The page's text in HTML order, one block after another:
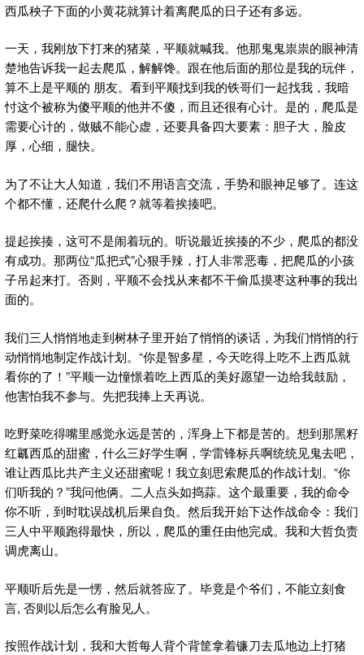
西瓜秧子下面的小黄花就算计着离爬瓜的日子还有多远。
一天，我刚放下打来的猪菜，平顺就喊我。他那鬼鬼祟祟的眼神清
楚地告诉我一起去爬瓜，解解馋。跟在他后面的那位是我的玩伴，
算不上是平顺的 朋友。看到平顺找到我的铁哥们一起找我，我暗
忖这个被称为傻平顺的他并不傻，而且还很有心计。是的，爬瓜是
需要心计的，做贼不能心虚，还要具备四大要素：胆子大，脸皮
厚，心细，腿快。
为了不让大人知道，我们不用语言交流，手势和眼神足够了。连这
个都不懂，还爬什么爬？就等着挨揍吧。
提起挨揍，这可不是闹着玩的。听说最近挨揍的不少，爬瓜的都没
有成功。那两位“瓜把式”心狠手辣，打人非常恶毒，把爬瓜的小孩
子吊起来打。否则，平顺不会找从来都不干偷瓜摸枣这种事的我出
面的。
我们三人悄悄地走到树林子里开始了悄悄的谈话，为我们悄悄的行
动悄悄地制定作战计划。“你是智多星，今天吃得上吃不上西瓜就
看你的了！”平顺一边憧憬着吃上西瓜的美好愿望一边给我鼓励，
他害怕我不参与。先把我捧上天再说。
吃野菜吃得嘴里感觉永远是苦的，浑身上下都是苦的。想到那黑籽
红瓤西瓜的甜蜜，什么三好学生啊，学雷锋标兵啊统统见鬼去吧，
谁让西瓜比共产主义还甜蜜呢！我立刻思索爬瓜的作战计划。“你
们听我的？”我问他俩。二人点头如捣蒜。这个最重要，我的命令
你不听，到时耽误战机后果自负。然后我开始下达作战命令：我们
三人中平顺跑得最快，所以，爬瓜的重任由他完成。我和大哲负责
调虎离山。
平顺听后先是一愣，然后就答应了。毕竟是个爷们，不能立刻食
言, 否则以后怎么有脸见人。
按照作战计划，我和大哲每人背个背筐拿着镰刀去瓜地边上打猪